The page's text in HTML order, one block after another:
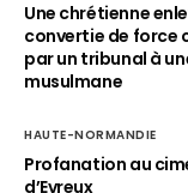
Une chrétienne
convertie de force
par un tribunal à
musulmane
HAUTE-NORMANDIE
Profanation au
d’Evreux